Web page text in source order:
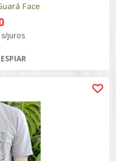
Face
s/juros
ESPIAR